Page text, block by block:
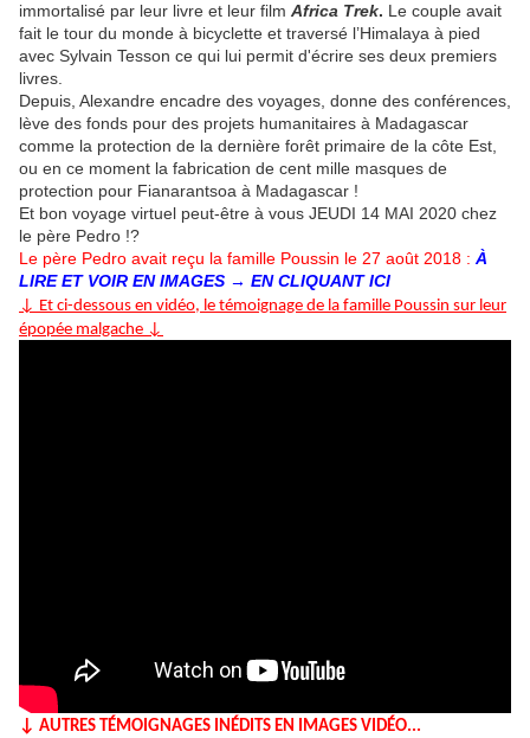
immortalisé par leur livre et leur film Africa Trek. Le couple avait
fait le tour du monde à bicyclette et traversé l’Himalaya à pied
avec Sylvain Tesson ce qui lui permit d'écrire ses deux premiers
livres.
Depuis, Alexandre encadre des voyages, donne des conférences,
lève des fonds pour des projets humanitaires à Madagascar
comme la protection de la dernière forêt primaire de la côte Est,
ou en ce moment la fabrication de cent mille masques de
protection pour Fianarantsoa à Madagascar !
Et bon voyage virtuel peut-être à vous JEUDI 14 MAI 2020 chez
le père Pedro !?
Le père Pedro avait reçu la famille Poussin le 27 août 2018 : À
LIRE ET VOIR EN IMAGES → EN CLIQUANT ICI
↓ Et ci-dessous en vidéo, le témoignage de la famille Poussin sur leur
épopée malgache ↓
↓ AUTRES TÉMOIGNAGES INÉDITS EN IMAGES VIDÉO...